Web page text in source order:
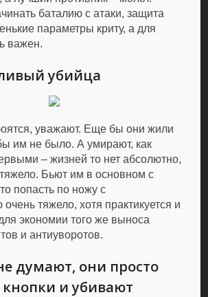
баталию с атаки, защита
параметры криту, а для
важен.
убийца
уважают. Еще бы они жили
им не было. А умирают, как
– жизней то нет абсолютно,
Бьют им в основном с
попасть по ножу с
тяжело, хотя практикуется и
экономии того же выноса
и антиуворотов.
думают, они просто
и убивают